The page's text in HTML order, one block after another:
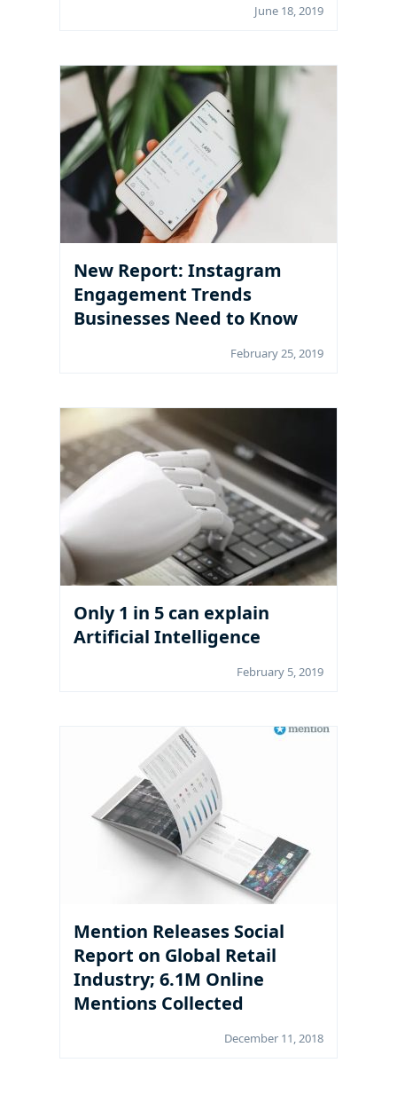
June 18, 2019
New Report: Instagram
Engagement Trends
Businesses Need to Know
February 25, 2019
Only 1 in 5 can explain
Artificial Intelligence
February 5, 2019
Mention Releases Social
Report on Global Retail
Industry; 6.1M Online
Mentions Collected
December 11, 2018